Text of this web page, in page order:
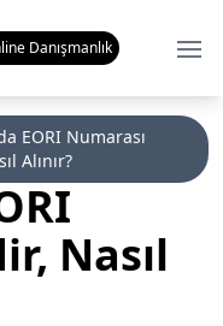
Danışmanlık
EORI Numarası
Alınır?
Nasıl